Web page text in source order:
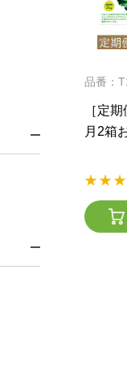
品番：
［定
月2箱